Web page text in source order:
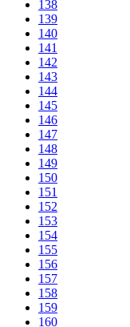
138
139
140
141
142
143
144
145
146
147
148
149
150
151
152
153
154
155
156
157
158
159
160